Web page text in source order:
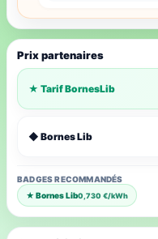
Prix partenaires
★ Tarif BornesLib
◆ Bornes Lib
BADGES RECOMMANDÉS
★ Bornes Lib0,730 €/kWh